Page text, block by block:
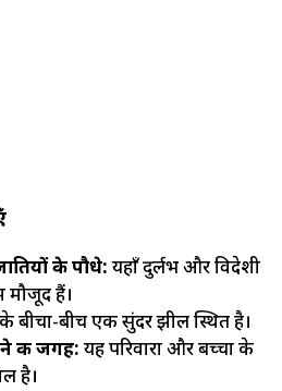
के पौधे: यहाँ दुर्लभ और विदेशी
मौजूद हैं।
के बीचों-बीच एक सुंदर झील स्थित है।
की जगह: यह परिवारों और बच्चों के
है।